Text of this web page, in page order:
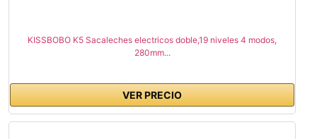
KISSBOBO K5 Sacaleches electricos doble,19 niveles 4 modos,
280mm...
VER PRECIO